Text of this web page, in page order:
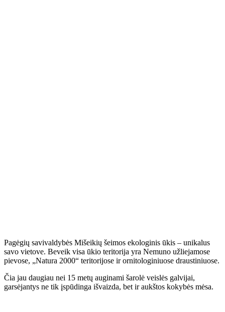
Pagėgių savivaldybės Mišeikių šeimos ekologinis ūkis – unikalus
savo vietove. Beveik visa ūkio teritorija yra Nemuno užliejamose
pievose, „Natura 2000“ teritorijose ir ornitologiniuose draustiniuose.
Čia jau daugiau nei 15 metų auginami šarolė veislės galvijai,
garsėjantys ne tik įspūdinga išvaizda, bet ir aukštos kokybės mėsa.